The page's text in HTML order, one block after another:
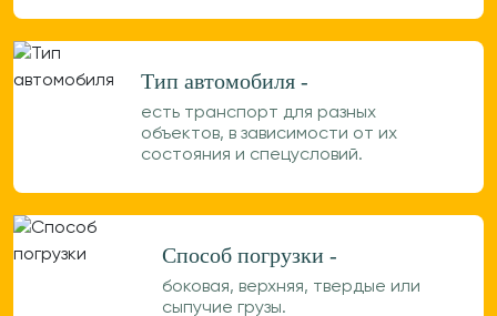
Тип автомобиля -
есть транспорт для разных
объектов, в зависимости от их
состояния и спецусловий.
Способ погрузки -
боковая, верхняя, твердые или
сыпучие грузы.